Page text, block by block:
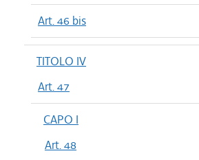
Art. 46 bis
TITOLO IV
Art. 47
CAPO I
Art. 48